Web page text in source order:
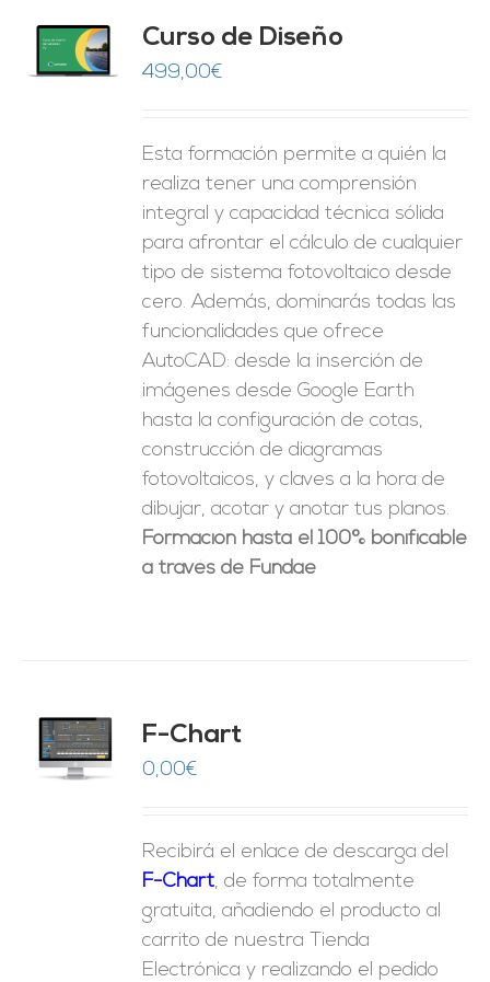
Curso de Diseño
499,00€
Esta formación permite a quién la
realiza tener una comprensión
integral y capacidad técnica sólida
para afrontar el cálculo de cualquier
tipo de sistema fotovoltaico desde
cero. Además, dominarás todas las
funcionalidades que ofrece
AutoCAD: desde la inserción de
imágenes desde Google Earth
hasta la configuración de cotas,
construcción de diagramas
fotovoltaicos, y claves a la hora de
dibujar, acotar y anotar tus planos.
Formación hasta el 100% bonificable
a través de Fundae
F-Chart
0,00€
Recibirá el enlace de descarga del
F-Chart, de forma totalmente
gratuita, añadiendo el producto al
carrito de nuestra Tienda
Electrónica y realizando el pedido